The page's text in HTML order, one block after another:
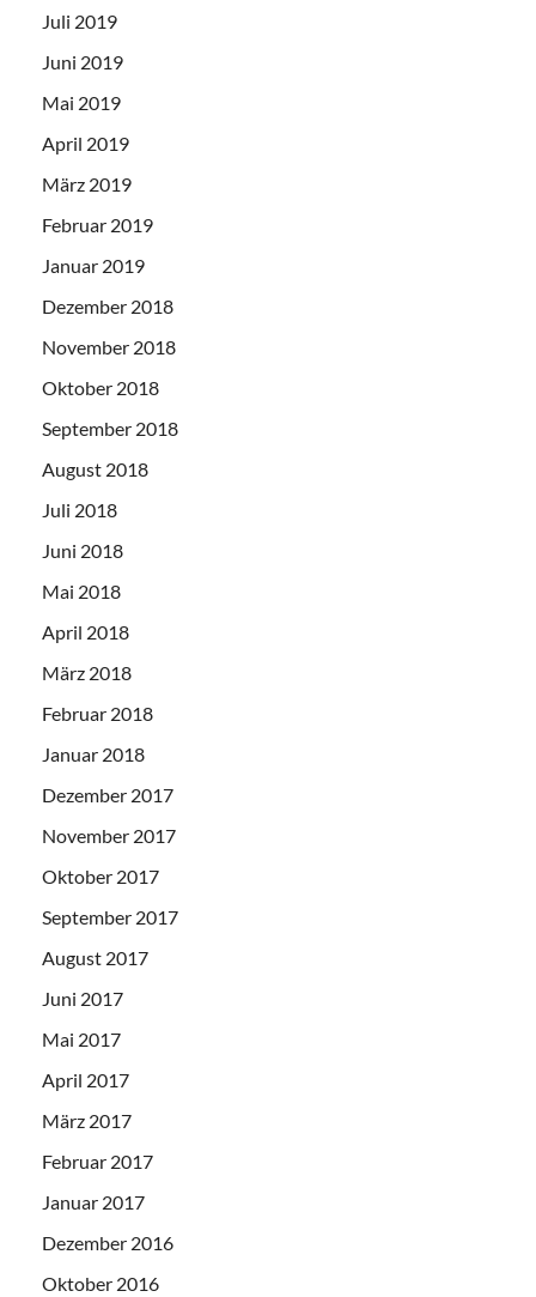
Juli 2019
Juni 2019
Mai 2019
April 2019
März 2019
Februar 2019
Januar 2019
Dezember 2018
November 2018
Oktober 2018
September 2018
August 2018
Juli 2018
Juni 2018
Mai 2018
April 2018
März 2018
Februar 2018
Januar 2018
Dezember 2017
November 2017
Oktober 2017
September 2017
August 2017
Juni 2017
Mai 2017
April 2017
März 2017
Februar 2017
Januar 2017
Dezember 2016
Oktober 2016